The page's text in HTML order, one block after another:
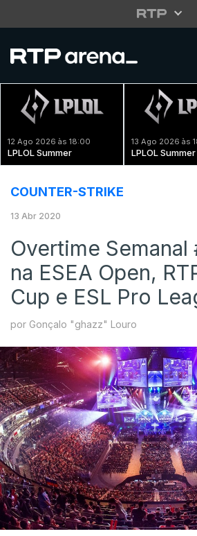
12 Ago 2026 às 18:00
LPLOL Summer
13 Ago 2026 às
LPLOL Summer
COUNTER-STRIKE
13 Abr 2020
Overtime Semanal
na ESEA Open,
Cup e ESL Pro
por Gonçalo "ghazz" Louro